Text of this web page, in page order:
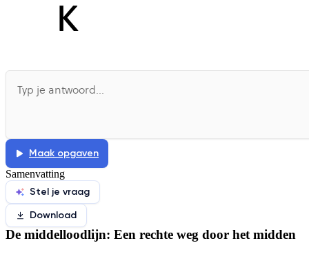
Maak opgaven
Samenvatting
Stel je vraag
Download
De middelloodlijn: Een rechte weg door het midden